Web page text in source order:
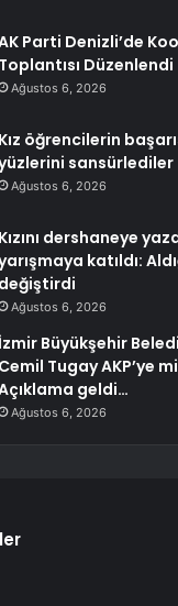
Parti Denizli’de
Toplantısı Düzenlendi
Ağustos 6, 2026
Kız öğrencilerin
sansürlediler
Ağustos 6, 2026
Kızını dershaneye
katıldı:
değiştirdi
Ağustos 6, 2026
İzmir Büyükşehir
Cemil Tugay AKP’ye
geldi…
Ağustos 6, 2026